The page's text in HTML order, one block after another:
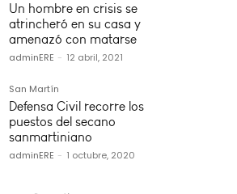
Un hombre en crisis se
atrincheró en su casa y
amenazó con matarse
adminERE - 12 abril, 2021
San Martín
Defensa Civil recorre los
puestos del secano
sanmartiniano
adminERE - 1 octubre, 2020